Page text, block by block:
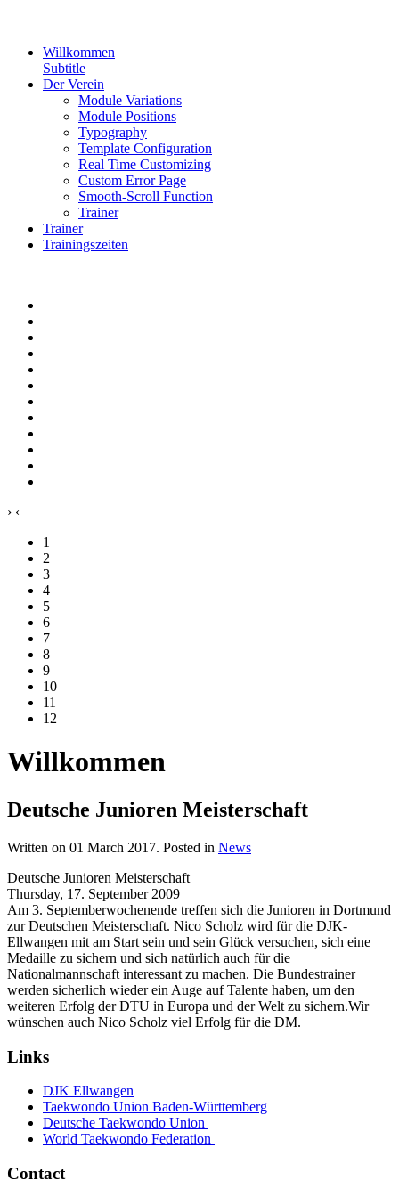
Willkommen
Subtitle
Der Verein
Module Variations
Module Positions
Typography
Template Configuration
Real Time Customizing
Custom Error Page
Smooth-Scroll Function
Trainer
Trainer
Trainingszeiten
› ‹
1
2
3
4
5
6
7
8
9
10
11
12
Willkommen
Deutsche Junioren Meisterschaft
Written on 01 March 2017. Posted in News
Deutsche Junioren Meisterschaft
Thursday, 17. September 2009
Am 3. Septemberwochenende treffen sich die Junioren in Dortmund
zur Deutschen Meisterschaft. Nico Scholz wird für die DJK-
Ellwangen mit am Start sein und sein Glück versuchen, sich eine
Medaille zu sichern und sich natürlich auch für die
Nationalmannschaft interessant zu machen. Die Bundestrainer
werden sicherlich wieder ein Auge auf Talente haben, um den
weiteren Erfolg der DTU in Europa und der Welt zu sichern.Wir
wünschen auch Nico Scholz viel Erfolg für die DM.
Links
DJK Ellwangen
Taekwondo Union Baden-Württemberg
Deutsche Taekwondo Union
World Taekwondo Federation
Contact